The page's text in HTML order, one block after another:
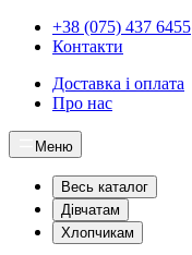
+38 (075) 437 6455
Контакти
Доставка і оплата
Про нас
Меню
Весь каталог
Дівчатам
Хлопчикам